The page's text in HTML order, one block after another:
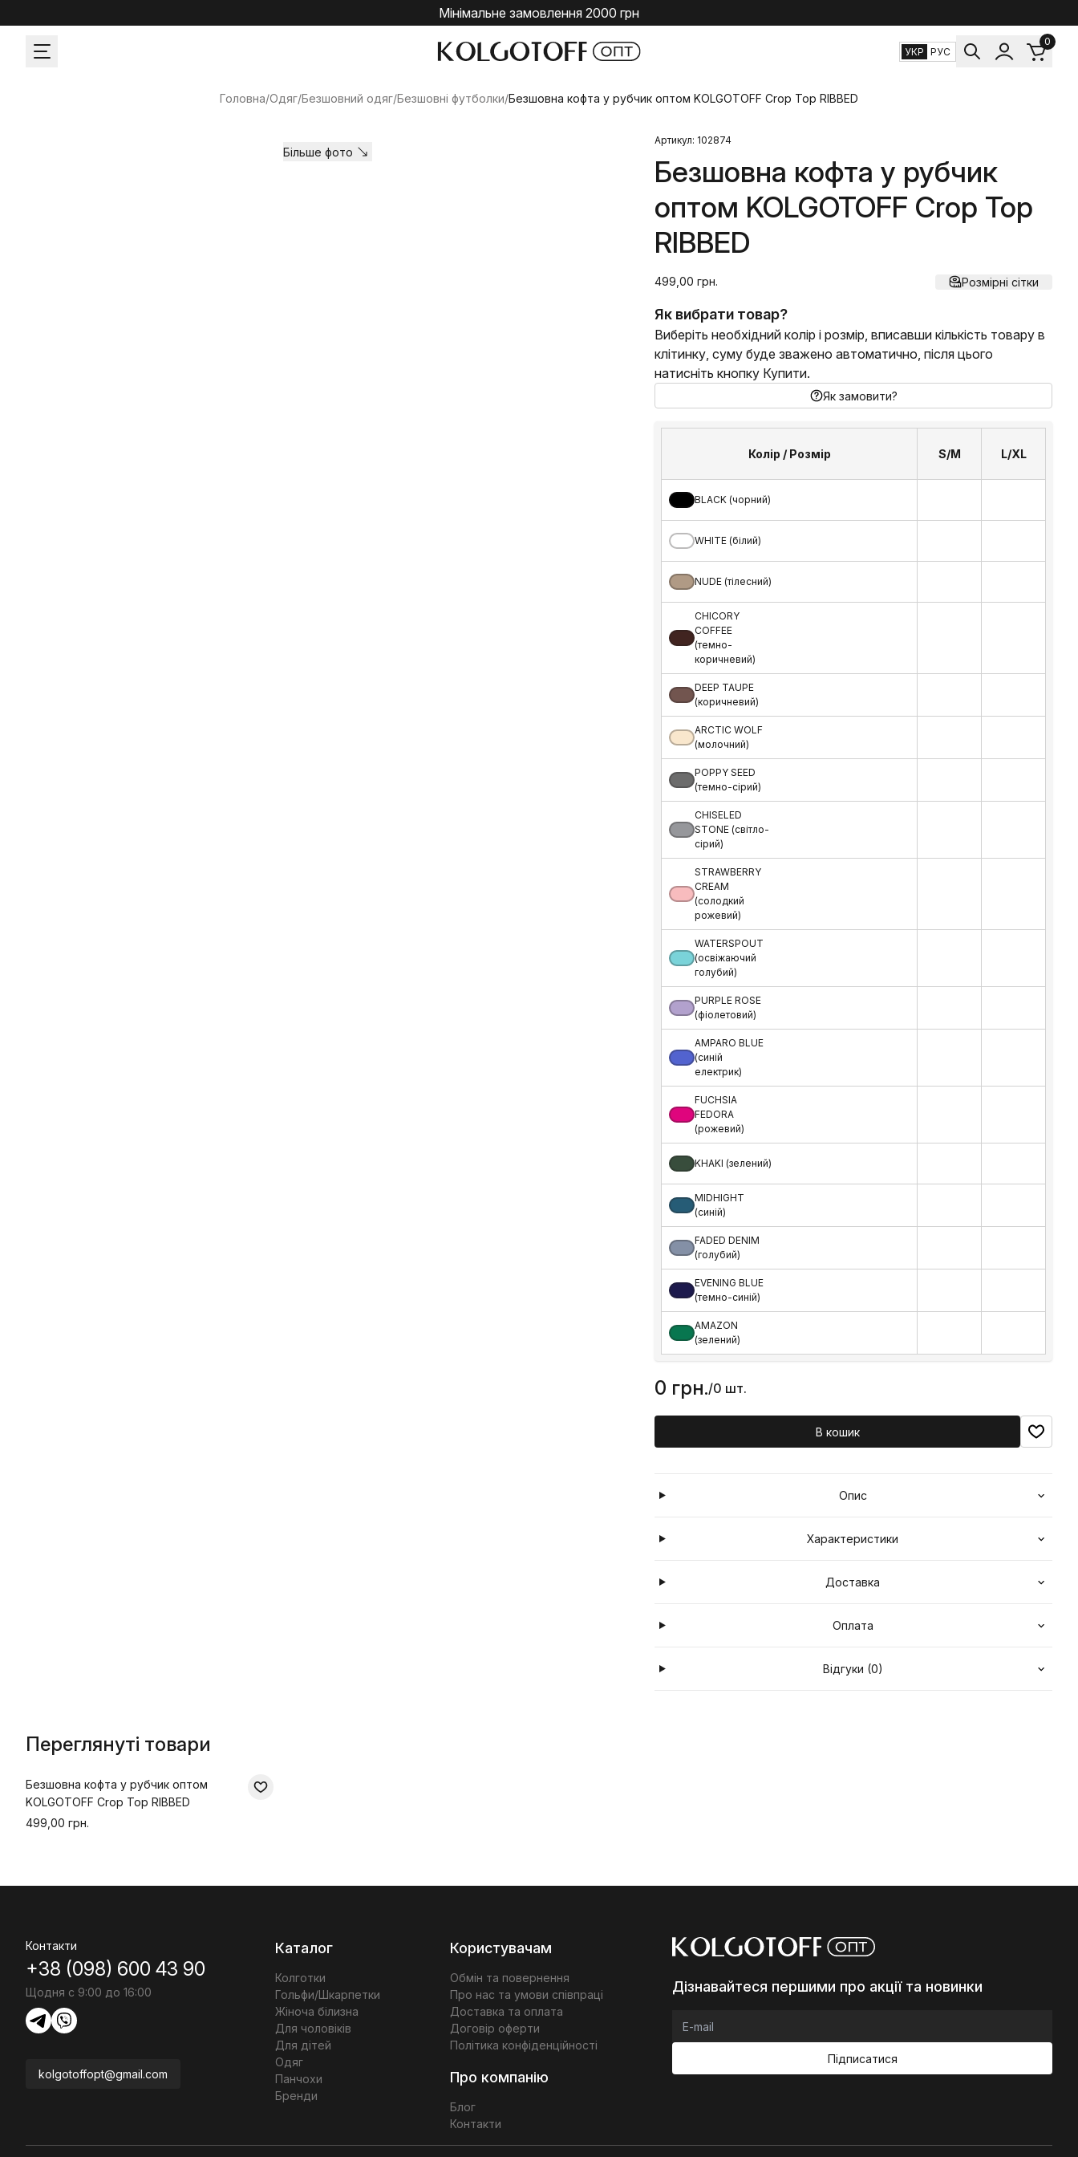
Мінімальне замовлення 2000 грн
УКР РУС
0
Головна/Одяг/Безшовний одяг/Безшовні футболки/Безшовна кофта у рубчик оптом KOLGOTOFF Crop Top RIBBED
Більше фото
Артикул: 102874
Безшовна кофта у рубчик
оптом KOLGOTOFF Crop Top
RIBBED
499,00 грн. Розмірні сітки
Як вибрати товар?
Виберіть необхідний колір і розмір, вписавши кількість товару в
клітинку, суму буде зважено автоматично, після цього
натисніть кнопку Купити.
Як замовити?
Колір / Розмір S/M L/XL
BLACK (чорний)
WHITE (білий)
NUDE (тілесний)
CHICORY
COFFEE
(темно-
коричневий)
DEEP TAUPE
(коричневий)
ARCTIC WOLF
(молочний)
POPPY SEED
(темно-сірий)
CHISELED
STONE (світло-
сірий)
STRAWBERRY
CREAM
(солодкий
рожевий)
WATERSPOUT
(освіжаючий
голубий)
PURPLE ROSE
(фіолетовий)
AMPARO BLUE
(синій
електрик)
FUCHSIA
FEDORA
(рожевий)
KHAKI (зелений)
MIDHIGHT
(синій)
FADED DENIM
(голубий)
EVENING BLUE
(темно-синій)
AMAZON
(зелений)
0 грн./0 шт.
В кошик
Опис
Характеристики
Доставка
Оплата
Відгуки (0)
Переглянуті товари
Безшовна кофта у рубчик оптом
KOLGOTOFF Crop Top RIBBED
499,00 грн.
Контакти
+38 (098) 600 43 90
Щодня с 9:00 до 16:00
kolgotoffopt@gmail.com
Каталог
Колготки
Гольфи/Шкарпетки
Жіноча білизна
Для чоловіків
Для дітей
Одяг
Панчохи
Бренди
Користувачам
Обмін та повернення
Про нас та умови співпраці
Доставка та оплата
Договір оферти
Політика конфіденційності
Про компанію
Блог
Контакти
Дізнавайтеся першими про акції та новинки
Підписатися